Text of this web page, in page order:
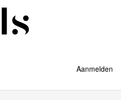
Aanmelden